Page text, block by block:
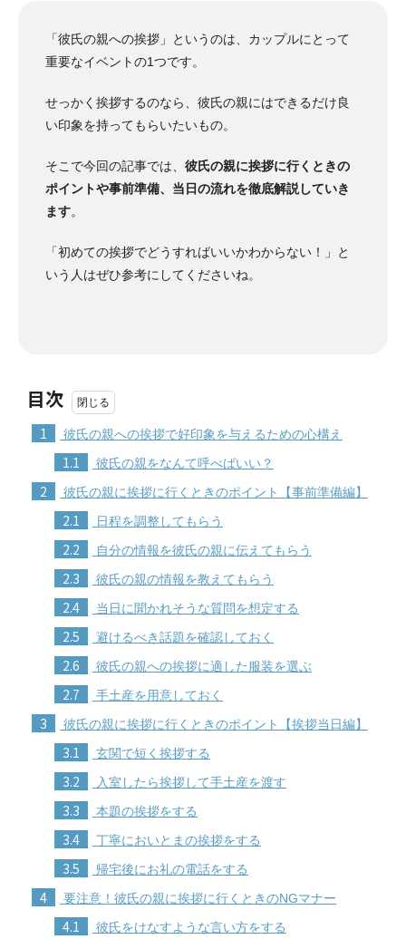
「彼氏の親への挨拶」というのは、カップルにとって
重要なイベントの1つです。
せっかく挨拶するのなら、彼氏の親にはできるだけ良
い印象を持ってもらいたいもの。
そこで今回の記事では、 彼氏の親に挨拶に行くときの
ポイントや事前準備、当日の流れを徹底解説していき
ます。
「初めての挨拶でどうすればいいかわからない！」と
いう人はぜひ参考にしてくださいね。
目次
1 彼氏の親への挨拶で好印象を与えるための心構え
1.1 彼氏の親をなんて呼べばいい？
2 彼氏の親に挨拶に行くときのポイント【事前準備編】
2.1 日程を調整してもらう
2.2 自分の情報を彼氏の親に伝えてもらう
2.3 彼氏の親の情報を教えてもらう
2.4 当日に聞かれそうな質問を想定する
2.5 避けるべき話題を確認しておく
2.6 彼氏の親への挨拶に適した服装を選ぶ
2.7 手土産を用意しておく
3 彼氏の親に挨拶に行くときのポイント【挨拶当日編】
3.1 玄関で短く挨拶する
3.2 入室したら挨拶して手土産を渡す
3.3 本題の挨拶をする
3.4 丁寧においとまの挨拶をする
3.5 帰宅後にお礼の電話をする
4 要注意！彼氏の親に挨拶に行くときのNGマナー
4.1 彼氏をけなすような言い方をする